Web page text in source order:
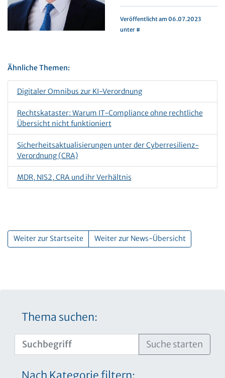
Veröffentlicht am 06.07.2023
unter #
Ähnliche Themen:
Digitaler Omnibus zur KI-Verordnung
Rechtskataster: Warum IT-Compliance ohne rechtliche
Übersicht nicht funktioniert
Sicherheitsaktualisierungen unter der Cyberresilienz-
Verordnung (CRA)
MDR, NIS2, CRA und ihr Verhältnis
Weiter zur Startseite Weiter zur News-Übersicht
Thema suchen:
Suche starten
Nach Kategorie filtern: